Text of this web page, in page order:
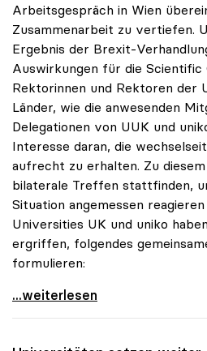
Arbeitsgespräch in Wien
Zusammenarbeit zu vertiefen.
Ergebnis der Brexit-
Auswirkungen für die Scientific
Rektorinnen und Rektoren der
Länder, wie die anwesenden
Delegationen von UUK und
Interesse daran, die
aufrecht zu erhalten. Zu
bilaterale Treffen stattfinden,
Situation angemessen
Universities UK und uniko
ergriffen, folgendes
formulieren:
Brexit: Universities UK und
...weiterlesen